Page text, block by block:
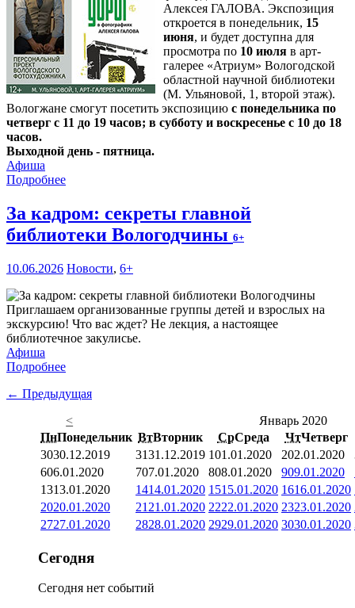
Алексея ГАЛОВА. Экспозиция
откроется в понедельник, 15
июня, и будет доступна для
просмотра по 10 июля в арт-
галерее «Атриум» Вологодской
областной научной библиотеки
(М. Ульяновой, 1, второй этаж).
Вологжане смогут посетить экспозицию с понедельника по
четверг с 11 до 19 часов; в субботу и воскресенье с 10 до 18
часов.
Выходной день - пятница.
Афиша
Подробнее
За кадром: секреты главной
библиотеки Вологодчины 6+
10.06.2026 Новости, 6+
Приглашаем организованные группы детей и взрослых на
экскурсию! Что вас ждет? Не лекция, а настоящее
библиотечное закулисье.
Афиша
Подробнее
← Предыдущая
<
Январь 2020
ПнПонедельник ВтВторник СрСреда ЧтЧетверг
3030.12.2019 3131.12.2019 101.01.2020 202.01.2020
606.01.2020 707.01.2020 808.01.2020 909.01.2020
1313.01.2020 1414.01.2020 1515.01.2020 1616.01.2020
2020.01.2020 21 21.01.2020 2222.01.2020 2323.01.2020
2727.01.2020 2828.01.2020 2929.01.2020 3030.01.2020
Сегодня
Сегодня нет событий